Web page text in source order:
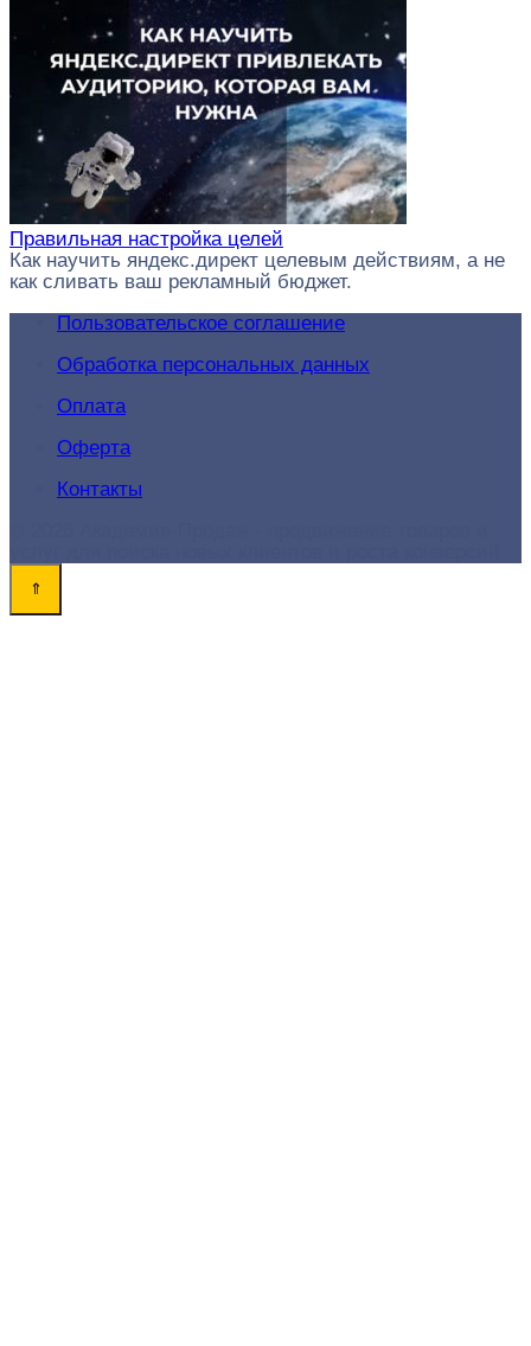
Правильная настройка целей
Как научить яндекс.директ целевым действиям, а не
как сливать ваш рекламный бюджет.
Пользовательское соглашение
Обработка персональных данных
Оплата
Оферта
Контакты